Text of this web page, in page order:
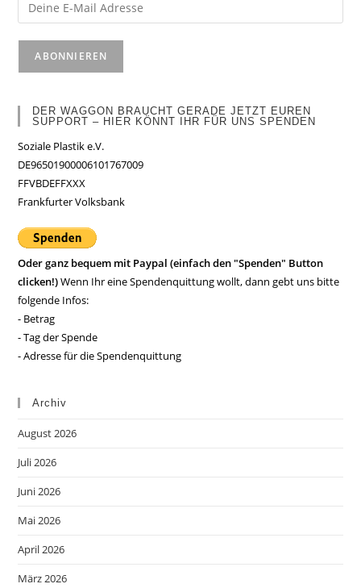
DER WAGGON BRAUCHT GERADE JETZT EUREN
SUPPORT – HIER KÖNNT IHR FÜR UNS SPENDEN
Soziale Plastik e.V.
DE96501900006101767009
FFVBDEFFXXX
Frankfurter Volksbank
Oder ganz bequem mit Paypal (einfach den "Spenden" Button
clicken!)Wenn Ihr eine Spendenquittung wollt, dann gebt uns bitte
folgende Infos:
- Betrag
- Tag der Spende
- Adresse für die Spendenquittung
Archiv
August 2026
Juli 2026
Juni 2026
Mai 2026
April 2026
März 2026